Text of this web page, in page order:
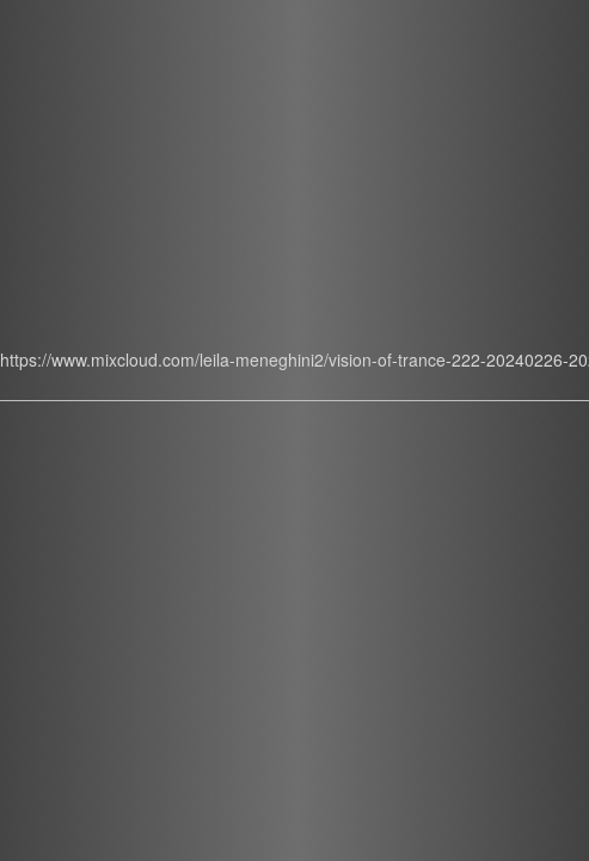
https://www.mixcloud.com/leila-meneghini2/vision-of-trance-222-20240226-